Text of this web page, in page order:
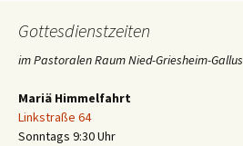
Gottesdienstzeiten
im Pastoralen Raum Nied-Griesheim-Gallus
Mariä Himmelfahrt
Linkstraße 64
Sonntags 9:30 Uhr